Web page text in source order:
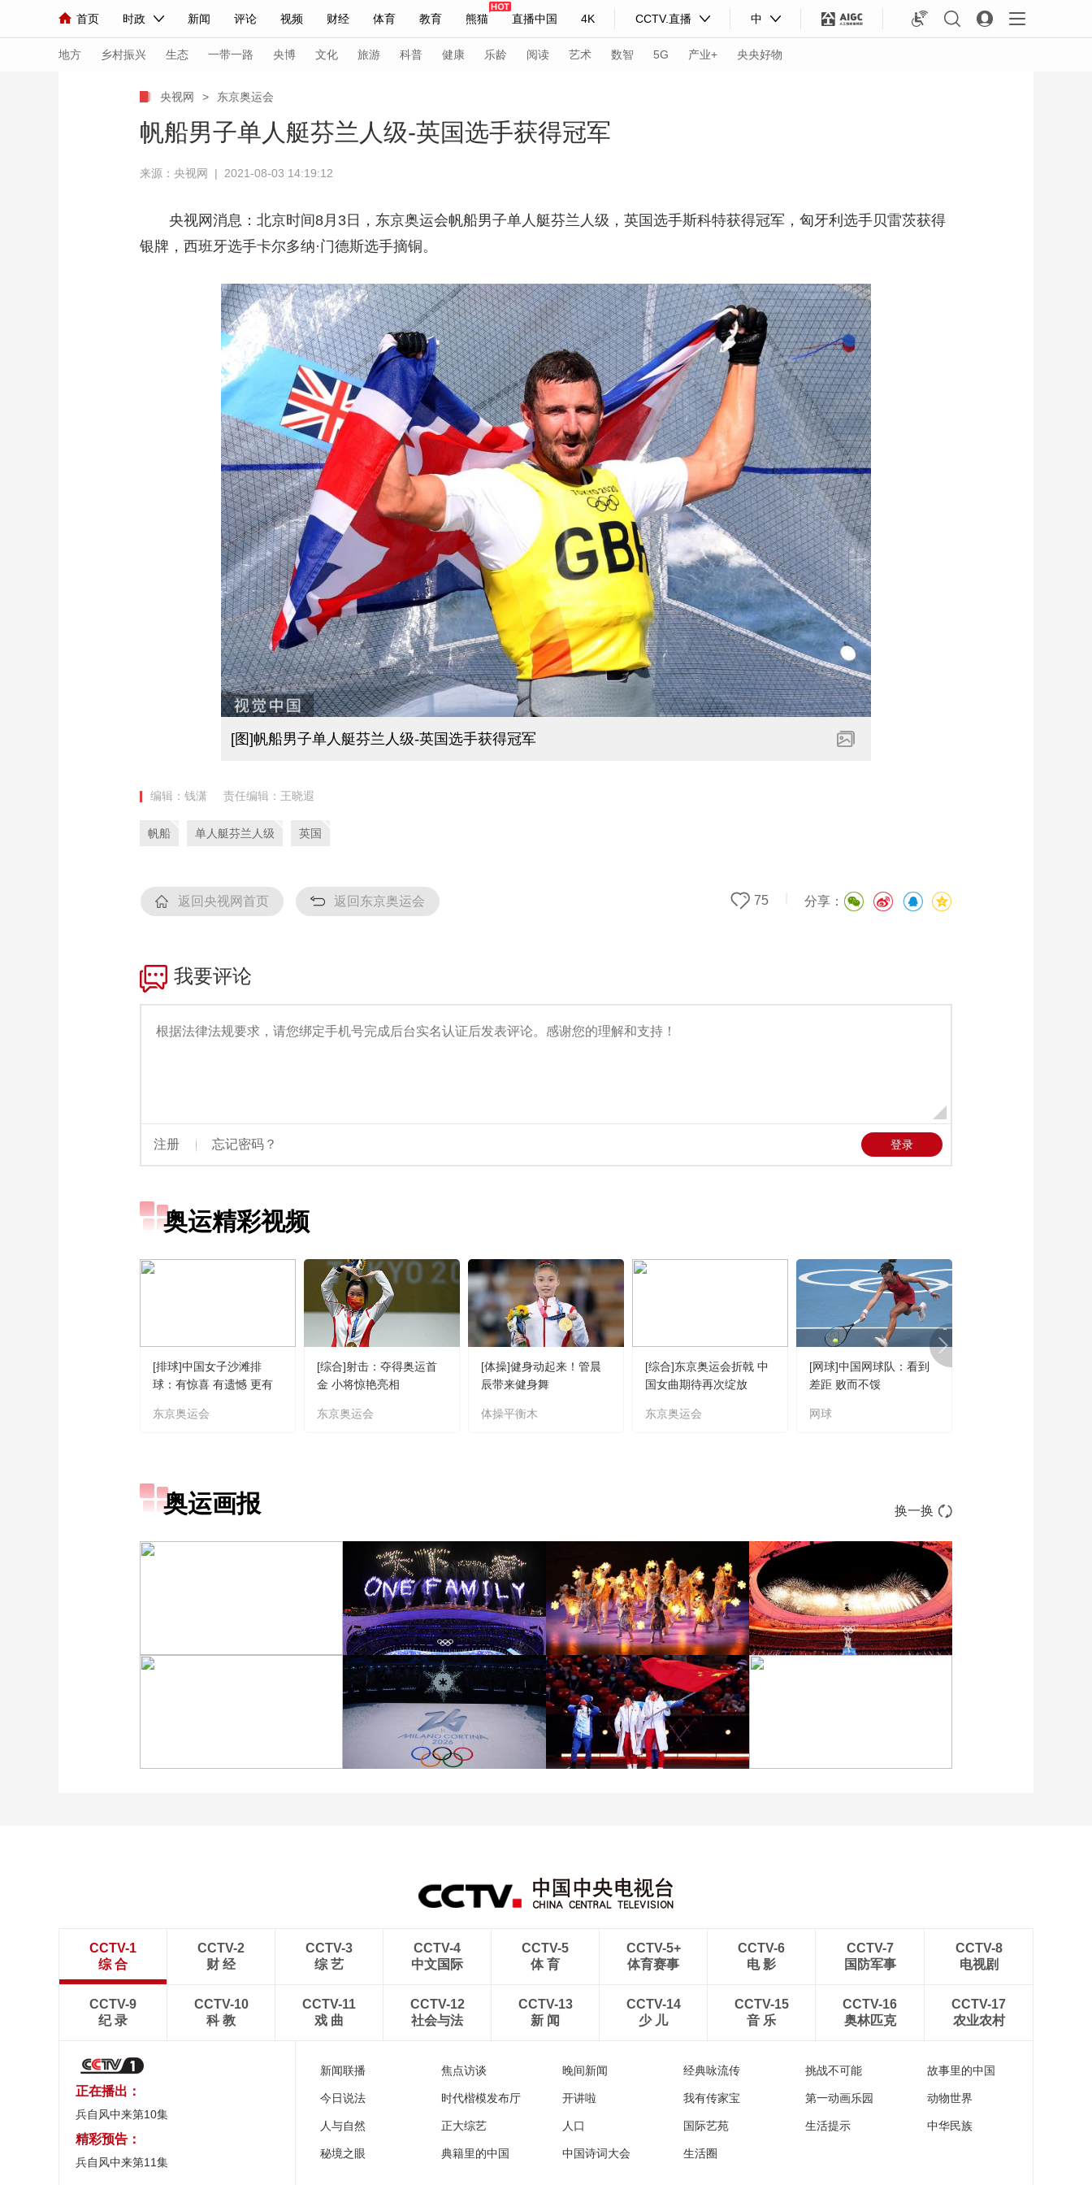
首页 时政 新闻 评论 视频 财经 体育 教育 熊猫 直播中国 4K CCTV.直播 中
人民领袖习近平 联播+ 中国领导人 央视快评 习式妙语 热解读 天天学习
直播 栏目大全 节目单 听音 微视频 主持人 下载央视影音
海外频道 iPanda English Монгол
地方 乡村振兴 生态 一带一路 央博 文化 旅游 科普 健康 乐龄 阅读 艺术 数智 5G 产业+ 央央好物
联播+ 热解读 天天学习 习式妙语 央视快评 央视网评 光华锐评 锋面
小央视频 小央直播 直播中国 熊猫频道 VR/AR
快看 蓝海中国 新兵请入列 人生第一次 人生第二次
2026年世界杯 2026年冬奥会 CBA NBA 中超 国足 国际足球 网球 综合体育 亚冬会
CCTV奥林匹克频道 生活体育大会 体育江湖 文化体育 冰雪道路 足球道路
乡村振兴 生态环境 一带一路 央博 非遗 文化 旅游 科普 健康 乐龄 阅读 艺术 汽车 数智
大国保险 云顶对话 云起 超级工厂 智敬中国 全民健康 颜选攻略 海洋 时尚 天气 才艺 网展
节目单 栏目 片库 热播榜 总台企业白名单
央视网 > 东京奥运会
帆船男子单人艇芬兰人级-英国选手获得冠军
来源：央视网 | 2021-08-03 14:19:12
央视网消息：北京时间8月3日，东京奥运会帆船男子单人艇芬兰人级，英国选手斯科特获得冠军，匈牙利选手贝雷茨获得
银牌，西班牙选手卡尔多纳·门德斯选手摘铜。
[图]帆船男子单人艇芬兰人级-英国选手获得冠军
编辑：钱潇 责任编辑：王晓遐
帆船 单人艇芬兰人级 英国
返回央视网首页 返回东京奥运会 分享：
75
奥运精彩视频
[排球]中国女子沙滩排
球：有惊喜 有遗憾 更有
东京奥运会
[综合]射击：夺得奥运首
金 小将惊艳亮相
东京奥运会
[体操]健身动起来！管晨
辰带来健身舞
体操平衡木
[综合]东京奥运会折戟 中
国女曲期待再次绽放
东京奥运会
[网球]中国网球队：看到
差距 败而不馁
网球
奥运画报 换一换
[图]北京冬奥会圆满落幕
盘点赛场内外的名场面
[图]2022北京冬奥会闭幕
式：鸟巢文艺表演
CCTV-1
综 合
CCTV-2
财 经
CCTV-3
综 艺
CCTV-4
中文国际
CCTV-5
体 育
CCTV-5+
体育赛事
CCTV-6
电 影
CCTV-7
国防军事
CCTV-8
电视剧
CCTV-9
纪 录
CCTV-10
科 教
CCTV-11
戏 曲
CCTV-12
社会与法
CCTV-13
新 闻
CCTV-14
少 儿
CCTV-15
音 乐
CCTV-16
奥林匹克
CCTV-17
农业农村
正在播出：
兵自风中来第10集
精彩预告：
兵自风中来第11集
新闻联播 焦点访谈 晚间新闻 经典咏流传 挑战不可能 故事里的中国
今日说法 时代楷模发布厅 开讲啦 我有传家宝 第一动画乐园 动物世界
人与自然 正大综艺 人口 国际艺苑 生活提示 中华民族
秘境之眼 典籍里的中国 中国诗词大会 生活圈